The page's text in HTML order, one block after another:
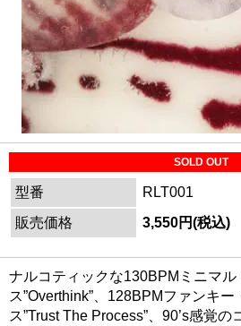
SOLD OUT
型番
RLT001
販売価格
3,550円(税込)
ナルコティックな130BPMミニマル
ス”Overthink”、128BPMファンキ
ス”Trust The Process”、90’s感覚